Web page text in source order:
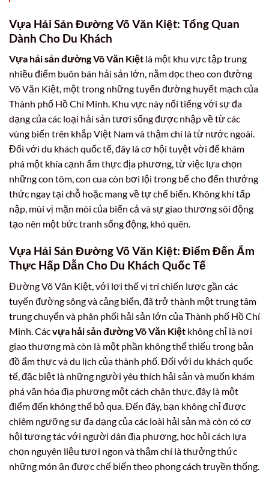
Vựa Hải Sản Đường Võ Văn Kiệt: Tổng Quan
Dành Cho Du Khách
Vựa hải sản đường Võ Văn Kiệt là một khu vực tập trung
nhiều điểm buôn bán hải sản lớn, nằm dọc theo con đường
Võ Văn Kiệt, một trong những tuyến đường huyết mạch của
Thành phố Hồ Chí Minh. Khu vực này nổi tiếng với sự đa
dạng của các loại hải sản tươi sống được nhập về từ các
vùng biển trên khắp Việt Nam và thậm chí là từ nước ngoài.
Đối với du khách quốc tế, đây là cơ hội tuyệt vời để khám
phá một khía cạnh ẩm thực địa phương, từ việc lựa chọn
những con tôm, con cua còn bơi lội trong bể cho đến thưởng
thức ngay tại chỗ hoặc mang về tự chế biến. Không khí tấp
nập, mùi vị mặn mòi của biển cả và sự giao thương sôi động
tạo nên một bức tranh sống động, khó quên.
Vựa Hải Sản Đường Võ Văn Kiệt: Điểm Đến Ẩm
Thực Hấp Dẫn Cho Du Khách Quốc Tế
Đường Võ Văn Kiệt, với lợi thế vị trí chiến lược gần các
tuyến đường sông và cảng biển, đã trở thành một trung tâm
trung chuyển và phân phối hải sản lớn của Thành phố Hồ Chí
Minh. Cácvựa hải sản đường Võ Văn Kiệt không chỉ là nơi
giao thương mà còn là một phần không thể thiếu trong bản
đồ ẩm thực và du lịch của thành phố. Đối với du khách quốc
tế, đặc biệt là những người yêu thích hải sản và muốn khám
phá văn hóa địa phương một cách chân thực, đây là một
điểm đến không thể bỏ qua. Đến đây, bạn không chỉ được
chiêm ngưỡng sự đa dạng của các loài hải sản mà còn có cơ
hội tương tác với người dân địa phương, học hỏi cách lựa
chọn nguyên liệu tươi ngon và thậm chí là thưởng thức
những món ăn được chế biến theo phong cách truyền thống.